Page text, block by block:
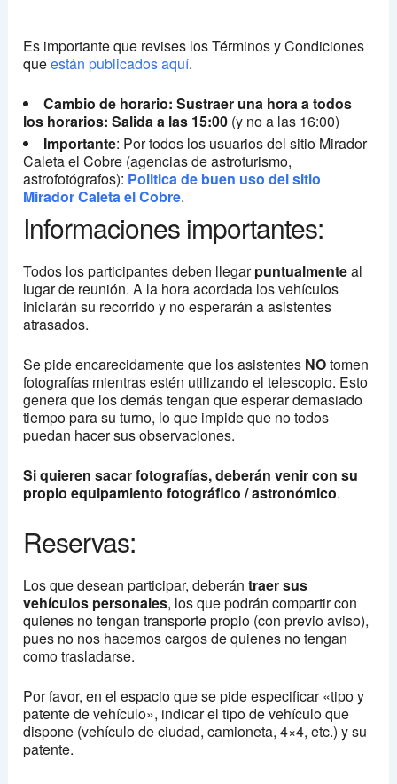
Es importante que revises los Términos y Condiciones
queestán publicados aquí.
Cambio de horario: Sustraer una hora a todos
los horarios: Salida a las 15:00 (y no a las 16:00)
Importante: Por todos los usuarios del sitio Mirador
Caleta el Cobre (agencias de astroturismo,
astrofotógrafos): Politica de buen uso del sitio
Mirador Caleta el Cobre.
Informaciones importantes:
Todos los participantes deben llegarpuntualmenteal
lugar de reunión. A la hora acordada los vehículos
iniciarán su recorrido y no esperarán a asistentes
atrasados.
Se pide encarecidamente que los asistentes NOtomen
fotografías mientras estén utilizando el telescopio. Esto
genera que los demás tengan que esperar demasiado
tiempo para su turno, lo que impide que no todos
puedan hacer sus observaciones.
Si quieren sacar fotografías, deberán venir con su
propio equipamiento fotográfico / astronómico.
Reservas:
Los que desean participar, deberántraer sus
vehículos personales, los que podrán compartir con
quienes no tengan transporte propio (con previo aviso),
pues no nos hacemos cargos de quienes no tengan
como trasladarse.
Por favor, en el espacio que se pide especificar «tipo y
patente de vehículo», indicar el tipo de vehículo que
dispone (vehículo de ciudad, camioneta, 4×4, etc.) y su
patente.